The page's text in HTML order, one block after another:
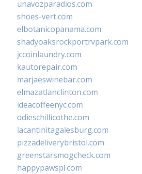
unavozparadios.com
shoes-vert.com
elbotanicopanama.com
shadyoaksrockportrvpark.com
jccoinlaundry.com
kautorepair.com
marjaeswinebar.com
elmazatlanclinton.com
ideacoffeenyc.com
odieschillicothe.com
lacantinitagalesburg.com
pizzadeliverybristol.com
greenstarsmogcheck.com
happypawspl.com